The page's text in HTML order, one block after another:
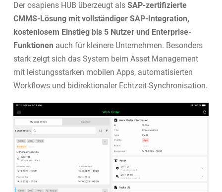
Der osapiens HUB überzeugt als SAP-zertifizierte
CMMS-Lösung mit vollständiger SAP-Integration,
kostenlosem Einstieg bis 5 Nutzer und Enterprise-
Funktionen auch für kleinere Unternehmen. Besonders
stark zeigt sich das System beim Asset Management
mit leistungsstarken mobilen Apps, automatisierten
Workflows und bidirektionaler Echtzeit-Synchronisation.